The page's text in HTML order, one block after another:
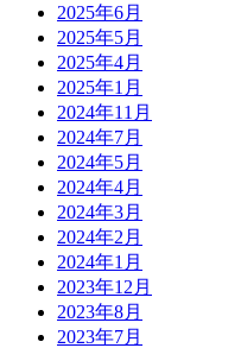
2025年6月
2025年5月
2025年4月
2025年1月
2024年11月
2024年7月
2024年5月
2024年4月
2024年3月
2024年2月
2024年1月
2023年12月
2023年8月
2023年7月